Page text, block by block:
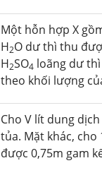
Một hỗn hợp X
H2O dư thì thu
H2SO4 loãng dư
theo khối lượng
Cho V lít dung
tủa. Mặt khác, cho
được 0,75m gam